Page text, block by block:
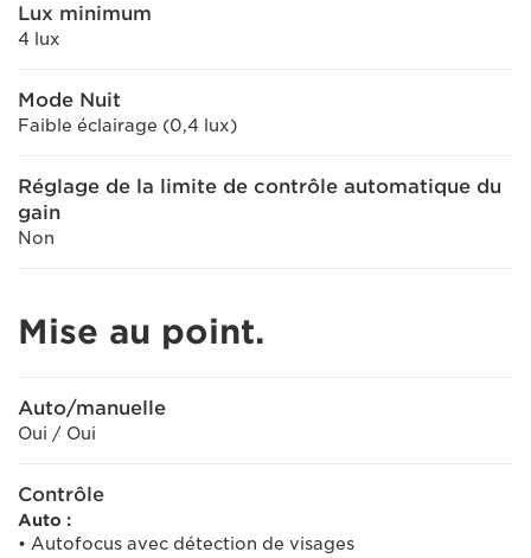
Lux minimum
4 lux
Mode Nuit
Faible éclairage (0,4 lux)
Réglage de la limite de contrôle automatique du
gain
Non
Mise au point.
Auto/manuelle
Oui / Oui
Contrôle
Auto :
• Autofocus avec détection de visages